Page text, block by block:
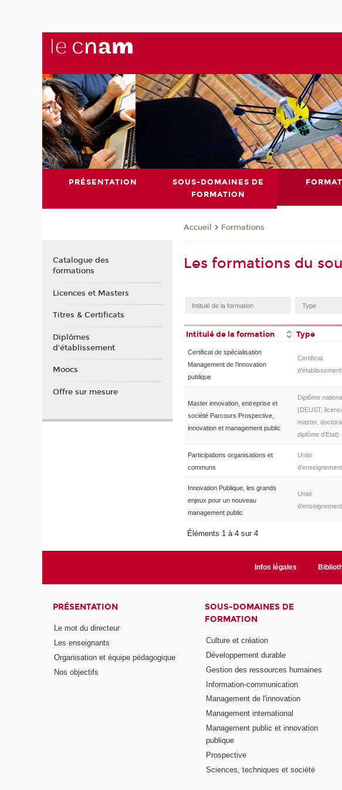
PRÉSENTATION
SOUS-DOMAINES DE
FORMATION
Accueil Formations
Les formations du
Intitulé de la formation Type
Certificat de spécialisation
Management de l'innovation
publique
Certificat
d'établissement
Master innovation, entreprise et
société Parcours Prospective,
innovation et management public
Diplôme national
(DEUST,
master,
diplôme d'Etat)
Participations organisations et
communs
Unité
d’enseignement
Innovation Publique, les grands
enjeux pour un nouveau
management public
Unité
d’enseignement
Éléments 1 à 4 sur 4
Catalogue des
formations
Licences et Masters
Titres & Certificats
Diplômes
d'établissement
Moocs
Offre sur mesure
Infos légales
PRÉSENTATION
Le mot du directeur
Les enseignants
Organisation et équipe pédagogique
Nos objectifs
SOUS-DOMAINES DE
FORMATION
Culture et création
Développement durable
Gestion des ressources humaines
Information-communication
Management de l'innovation
Management international
Management public et innovation
publique
Prospective
Sciences, techniques et société